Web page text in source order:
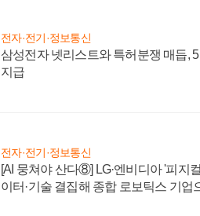
전자·전기·정보통신
삼성전자 넷리스트와 특허분쟁 매듭,
지급
전자·전기·정보통신
[AI 뭉쳐야 산다⑧] LG·엔비디아 '피지
이터·기술 결집해 종합 로보틱스 기업